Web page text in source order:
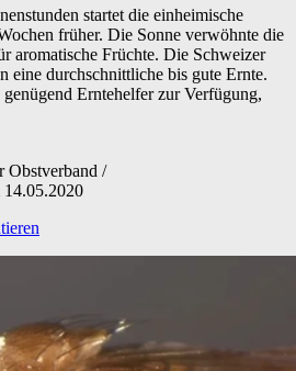
startet die einheimische
früher. Die Sonne verwöhnte die
aromatische Früchte. Die Schweizer
eine durchschnittliche bis gute Ernte.
Erntehelfer zur Verfügung,
Obstverband /
14.05.2020